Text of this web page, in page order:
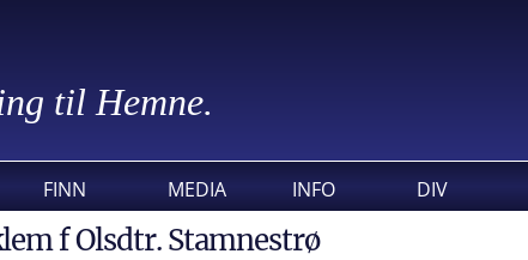
til Hemne.
FINN MEDIA INFO DIV
f Olsdtr. Stamnestrø